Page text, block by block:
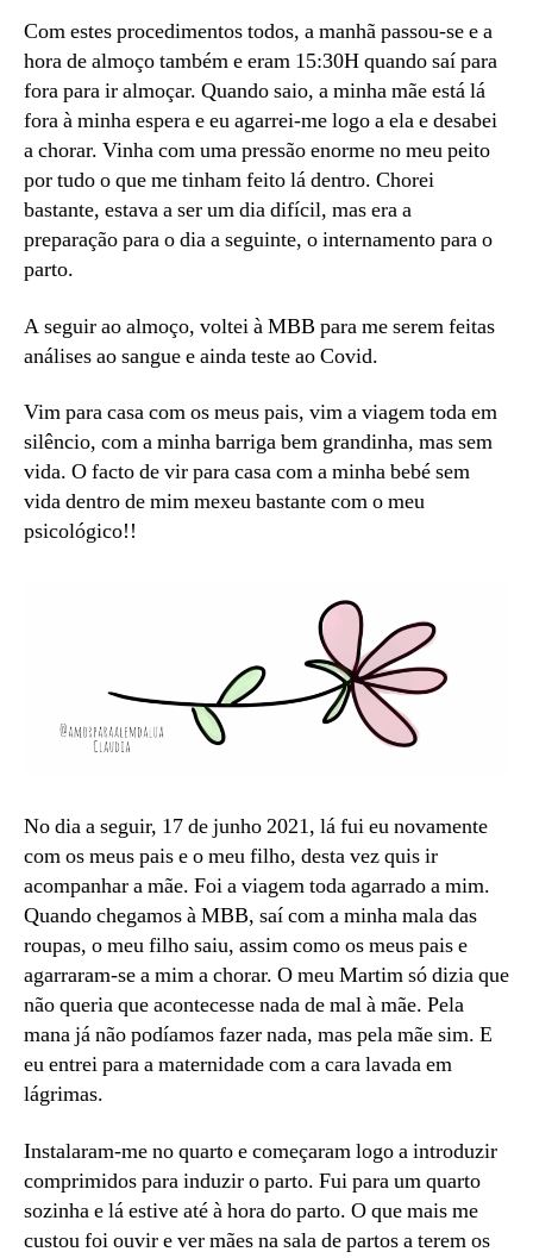
Com estes procedimentos todos, a manhã passou-se e a
hora de almoço também e eram 15:30H quando saí para
fora para ir almoçar. Quando saio, a minha mãe está lá
fora à minha espera e eu agarrei-me logo a ela e desabei
a chorar. Vinha com uma pressão enorme no meu peito
por tudo o que me tinham feito lá dentro. Chorei
bastante, estava a ser um dia difícil, mas era a
preparação para o dia a seguinte, o internamento para o
parto.
A seguir ao almoço, voltei à MBB para me serem feitas
análises ao sangue e ainda teste ao Covid.
Vim para casa com os meus pais, vim a viagem toda em
silêncio, com a minha barriga bem grandinha, mas sem
vida. O facto de vir para casa com a minha bebé sem
vida dentro de mim mexeu bastante com o meu
psicológico!!
No dia a seguir, 17 de junho 2021, lá fui eu novamente
com os meus pais e o meu filho, desta vez quis ir
acompanhar a mãe. Foi a viagem toda agarrado a mim.
Quando chegamos à MBB, saí com a minha mala das
roupas, o meu filho saiu, assim como os meus pais e
agarraram-se a mim a chorar. O meu Martim só dizia que
não queria que acontecesse nada de mal à mãe. Pela
mana já não podíamos fazer nada, mas pela mãe sim. E
eu entrei para a maternidade com a cara lavada em
lágrimas.
Instalaram-me no quarto e começaram logo a introduzir
comprimidos para induzir o parto. Fui para um quarto
sozinha e lá estive até à hora do parto. O que mais me
custou foi ouvir e ver mães na sala de partos a terem os